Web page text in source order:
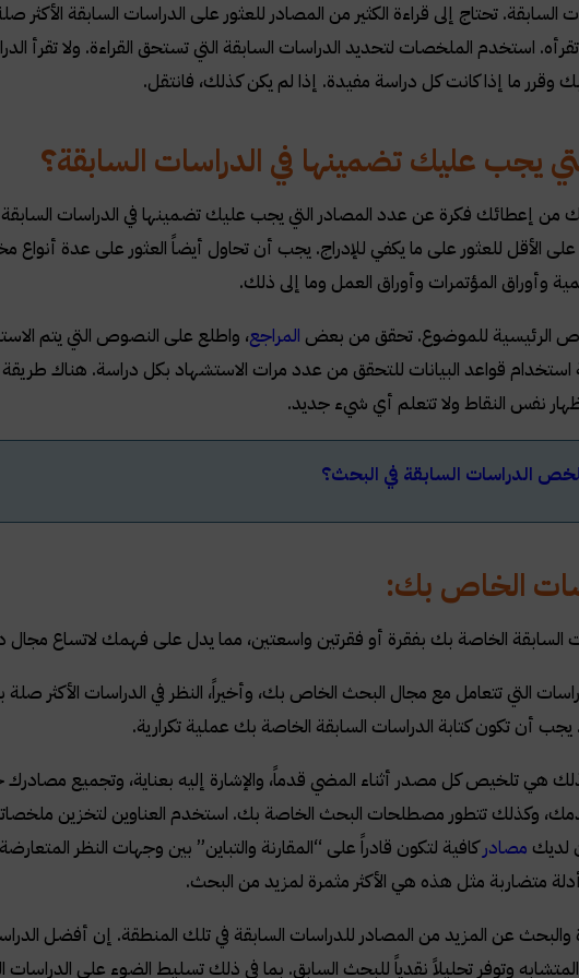
السابقة. تحتاج إلى قراءة الكثير من المصادر للعثور على الدراسات السابقة
استخدم الملخصات لتحديد الدراسات السابقة التي تستحق القراءة. ولا تقرأ
وقرر ما إذا كانت كل دراسة مفيدة. إذا لم يكن كذلك، فانتقل.
يجب عليك تضمينها في الدراسات السابقة؟
إعطائك فكرة عن عدد المصادر التي يجب عليك تضمينها في الدراسات
الأقل للعثور على ما يكفي للإدراج. يجب أن تحاول أيضاً العثور على عدة أنواع
وأوراق المؤتمرات وأوراق العمل وما إلى ذلك.
الرئيسية للموضوع. تحقق من بعض المراجع، واطلع على النصوص التي يتم
استخدام قواعد البيانات للتحقق من عدد مرات الاستشهاد بكل دراسة. هناك
نفس النقاط ولا تتعلم أي شيء جديد.
الدراسات السابقة في البحث؟
الخاص بك:
السابقة الخاصة بك بفقرة أو فقرتين واسعتين، مما يدل على فهمك لاتساع مجال
التي تتعامل مع مجال البحث الخاص بك، وأخيراً، النظر في الدراسات الأكثر
أن تكون كتابة الدراسات السابقة الخاصة بك عملية تكرارية.
هي تلخيص كل مصدر أثناء المضي قدماً، والإشارة إليه بعناية، وتجميع
وكذلك تتطور مصطلحات البحث الخاصة بك. استخدم العناوين لتخزين
لديك مصادركافية لتكون قادراً على “المقارنة والتباين” بين وجهات النظر
متضاربة مثل هذه هي الأكثر مثمرة لمزيد من البحث.
عن المزيد من المصادر للدراسات السابقة في تلك المنطقة. إن أفضل
وتوفر تحليلاً نقدياً للبحث السابق. بما في ذلك تسليط الضوء على الدراسات